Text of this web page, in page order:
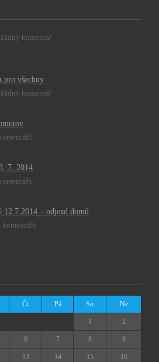
žádný komentář
všechny
žádný komentář
7. 2014
12.7.2014 – odjezd domů
komentářů
Čt Pá So Ne
1 2
6 7 8 9
13 14 15 16